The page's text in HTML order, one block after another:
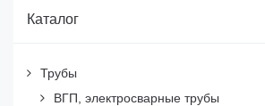
Каталог
Трубы
ВГП, электросварные трубы